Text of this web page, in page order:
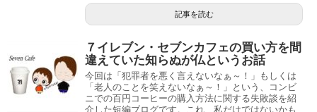
記事を読む
７イレブン・セブンカフェの買い方を間
違えていた知らぬが仏というお話
今回は「犯罪者を悪く言えないなぁ～！」もしくは
「老人のことを笑えないなぁ～！」という、コンビ
ニでの百円コーヒーの購入方法に関する失敗談を紹
介した短編ブログです。これ、私だけではないかも